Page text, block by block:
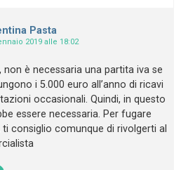
Pasta
2019 alle 18:02
non è necessaria una partita iva se
i 5.000 euro all’anno di ricavi
occasionali. Quindi, in questo
essere necessaria. Per fugare
ti consiglio comunque di rivolgerti al